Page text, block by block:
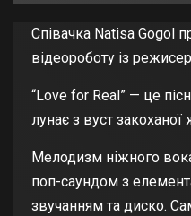
Співачка Natisa Gogol
відеороботу із
“Love for Real” — це
лунає з вуст закоханої
Мелодизм ніжного
поп-саундом з
звучанням та диско.